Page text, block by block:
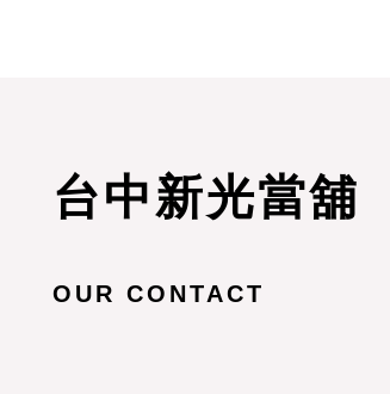
汽車借款立即放款
台中新光當舖
OUR CONTACT